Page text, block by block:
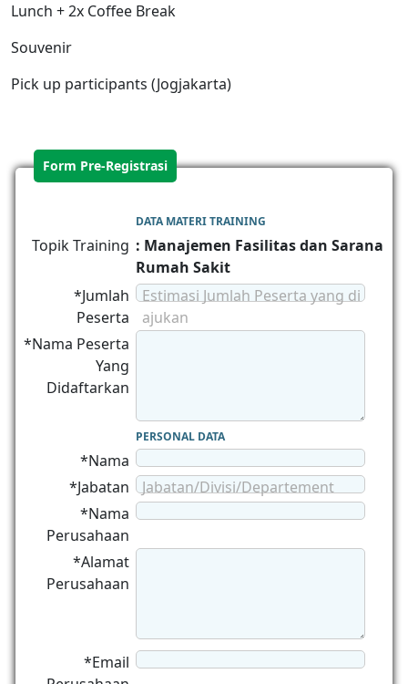
Lunch + 2x Coffee Break
Souvenir
Pick up participants (Jogjakarta)
Form Pre-Registrasi
DATA MATERI TRAINING
Topik Training : Manajemen Fasilitas dan Sarana
Rumah Sakit
*Jumlah
Peserta
Estimasi Jumlah Peserta yang di
ajukan
*Nama Peserta
Yang
Didaftarkan
PERSONAL DATA
*Nama
*Jabatan
Jabatan/Divisi/Departement
*Nama
Perusahaan
*Alamat
Perusahaan
*Email